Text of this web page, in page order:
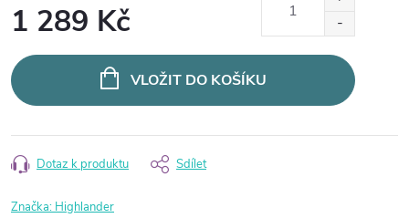
1 289 Kč
cena:
VLOŽIT DO KOŠÍKU
Dotaz k produktu Sdílet
Značka: Highlander